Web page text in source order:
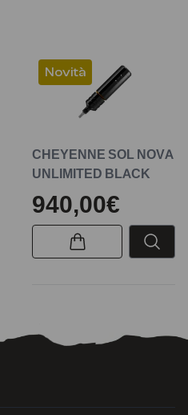
Novità
CHEYENNE SOL NOVA
UNLIMITED BLACK
940,00€